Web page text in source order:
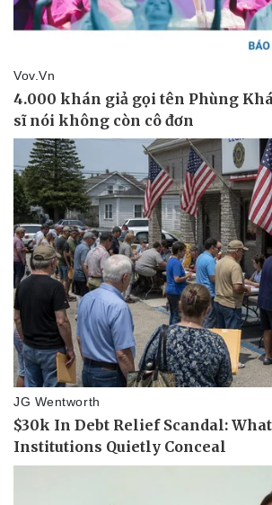
Pháp luật
Vụ án
Tin nóng
Tư vấn luật
Quân sự
Vũ khí
Việt Nam
Phân tích